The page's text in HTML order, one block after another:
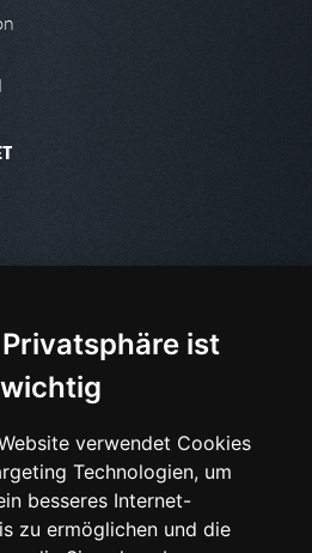
ist
verwendet Cookies
Technologien, um
besseres Internet-
zu ermöglichen und die